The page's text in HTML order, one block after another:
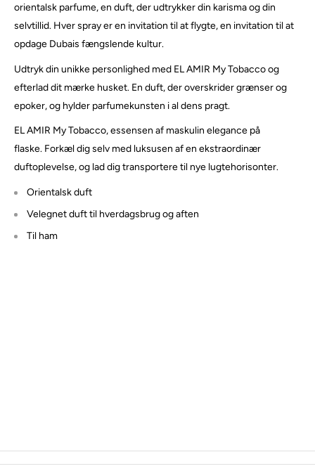
orientalsk parfume, en duft, der udtrykker din karisma og din
selvtillid. Hver spray er en invitation til at flygte, en invitation til at
opdage Dubais fængslende kultur.
Udtryk din unikke personlighed med EL AMIR My Tobacco og
efterlad dit mærke husket. En duft, der overskrider grænser og
epoker, og hylder parfumekunsten i al dens pragt.
EL AMIR My Tobacco, essensen af ​​maskulin elegance på
flaske. Forkæl dig selv med luksusen af ​​en ekstraordinær
duftoplevelse, og lad dig transportere til nye lugtehorisonter.
Orientalsk duft
Velegnet duft til hverdagsbrug og aften
Til ham